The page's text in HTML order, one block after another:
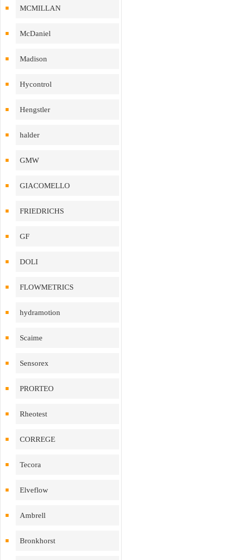
MCMILLAN
McDaniel
Madison
Hycontrol
Hengstler
halder
GMW
GIACOMELLO
FRIEDRICHS
GF
DOLI
FLOWMETRICS
hydramotion
Scaime
Sensorex
PRORTEO
Rheotest
CORREGE
Tecora
Elveflow
Ambrell
Bronkhorst